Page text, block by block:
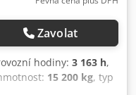
Zavolat
hodiny: 3 163 h,
15 200 kg, typ
Aiszcbduj Nor